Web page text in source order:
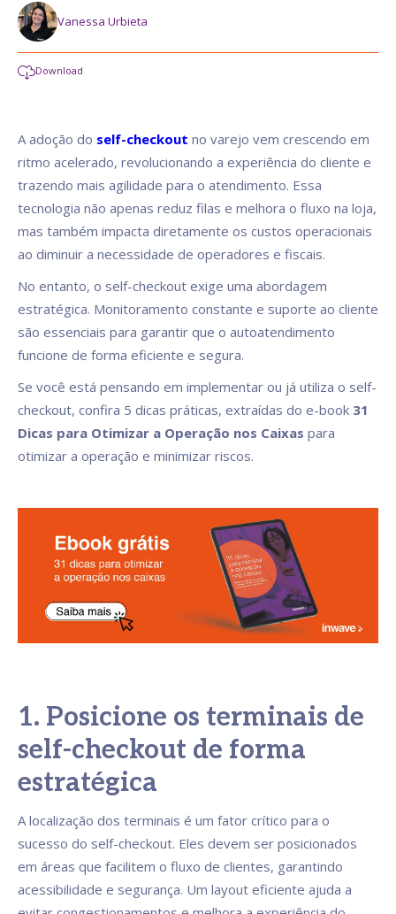
Vanessa Urbieta
Download
A adoção do self-checkout no varejo vem crescendo em
ritmo acelerado, revolucionando a experiência do cliente e
trazendo mais agilidade para o atendimento. Essa
tecnologia não apenas reduz filas e melhora o fluxo na loja,
mas também impacta diretamente os custos operacionais
ao diminuir a necessidade de operadores e fiscais.
No entanto, o self-checkout exige uma abordagem
estratégica. Monitoramento constante e suporte ao cliente
são essenciais para garantir que o autoatendimento
funcione de forma eficiente e segura.
Se você está pensando em implementar ou já utiliza o self-
checkout, confira 5 dicas práticas, extraídas do e-book 31
Dicas para Otimizar a Operação nos Caixas para
otimizar a operação e minimizar riscos.
1. Posicione os terminais de
self-checkout de forma
estratégica
A localização dos terminais é um fator crítico para o
sucesso do self-checkout. Eles devem ser posicionados
em áreas que facilitem o fluxo de clientes, garantindo
acessibilidade e segurança. Um layout eficiente ajuda a